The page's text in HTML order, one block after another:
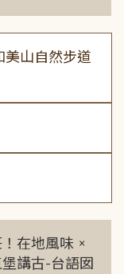
美山自然步道
在地風味 ×
講古-台語囡